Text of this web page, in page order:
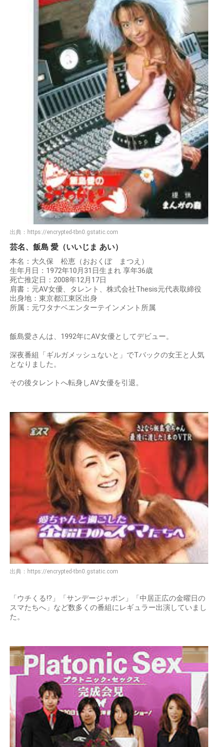
出典： https://encrypted-tbn0.gstatic.com
芸名、飯島 愛（いいじま あい）
本名：大久保 松恵（おおくぼ まつえ）
生年月日：1972年10月31日生まれ 享年36歳
死亡推定日：2008年12月17日
肩書：元AV女優、タレント、株式会社Thesis元代表取締役
出身地：東京都江東区出身
所属：元ワタナベエンターテインメント所属
飯島愛さんは、1992年にAV女優としてデビュー。
深夜番組「ギルガメッシュないと」でTバックの女王と人気
となりました。
その後タレントへ転身しAV女優を引退。
出典： https://encrypted-tbn0.gstatic.com
「ウチくる!?」「サンデージャポン」「中居正広の金曜日の
スマたちへ」など数多くの番組にレギュラー出演していまし
た。